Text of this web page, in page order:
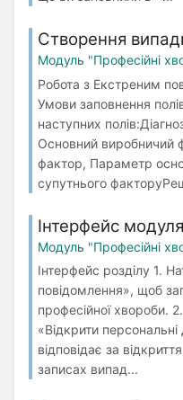
Створення
Модуль "Професійні
Робота з Екстреним
Умови заповнення
наступних
Основний виробничий
фактор, Параметр
супутнього
Інтерфейс
Модуль "Професійні
Інтерфейс розділу 1.
повідомлення», щоб
професійної хвороби.
«Відкрити
відповідає за
записах випад...